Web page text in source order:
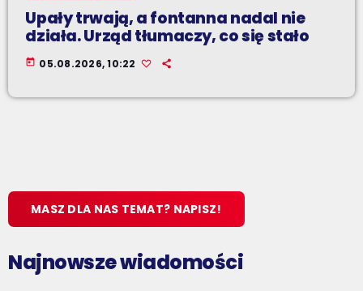
Upały trwają, a fontanna nadal nie
działa. Urząd tłumaczy, co się stało
today 05.08.2026, 10:22
MASZ DLA NAS TEMAT? NAPISZ!
Najnowsze wiadomości